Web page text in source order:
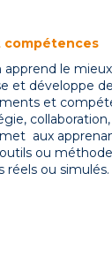
compétences
apprend le
et développe
et
aux
ou
réels ou